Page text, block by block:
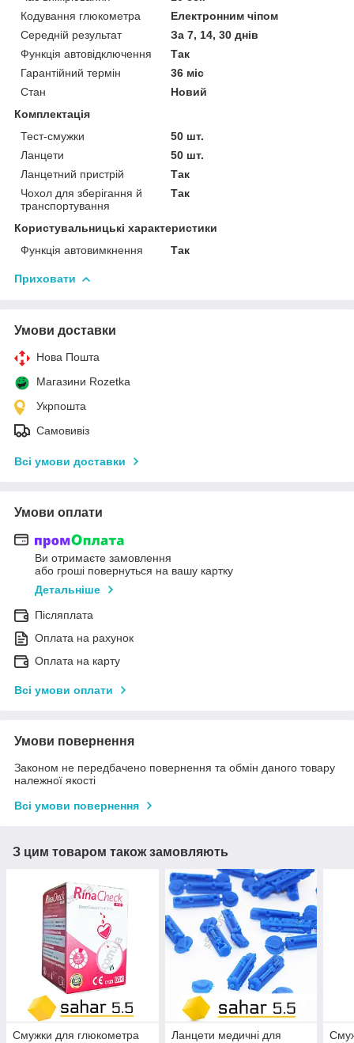
Кодування глюкометра
Електронним чіпом
Середній результат
За 7, 14, 30 днів
Функція автовідключення
Так
Гарантійний термін
36 міс
Стан
Новий
Комплектація
Тест-смужки
50 шт.
Ланцети
50 шт.
Ланцетний пристрій
Так
Чохол для зберігання й
транспортування
Так
Користувальницькі характеристики
Функція автовимкнення
Так
Приховати
Умови доставки
Нова Пошта
Магазини Rozetka
Укрпошта
Самовивіз
Всі умови доставки
Умови оплати
Ви отримаєте замовлення
або гроші повернуться на вашу картку
Детальніше
Післяплата
Оплата на рахунок
Оплата на карту
Всі умови оплати
Умови повернення
Законом не передбачено повернення та обмін даного товару
належної якості
Всі умови повернення
З цим товаром також замовляють
Смужки для глюкометра
Ланцети медичні для